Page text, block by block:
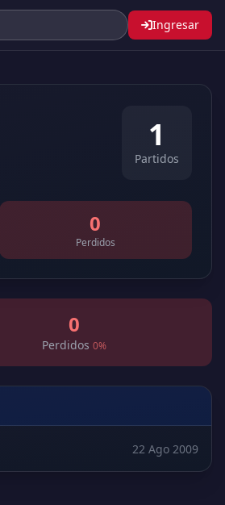
Ingresar
1
Partidos
0
Perdidos
0
Perdidos0%
22 Ago 2009